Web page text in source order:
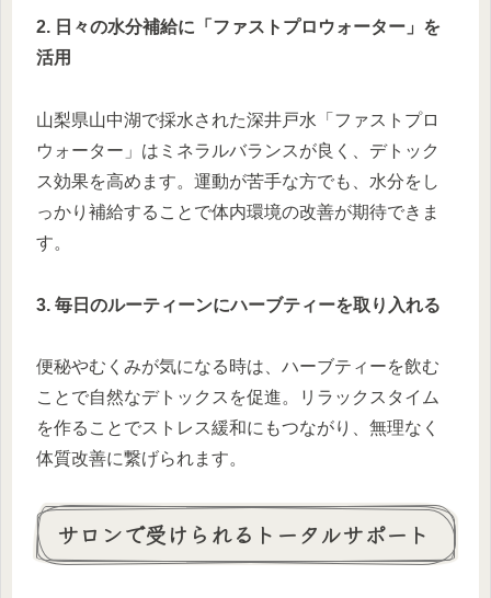
2. 日々の水分補給に「ファストプロウォーター」を
活用
山梨県山中湖で採水された深井戸水「ファストプロ
ウォーター」はミネラルバランスが良く、デトック
ス効果を高めます。運動が苦手な方でも、水分をし
っかり補給することで体内環境の改善が期待できま
す。
3. 毎日のルーティーンにハーブティーを取り入れる
便秘やむくみが気になる時は、ハーブティーを飲む
ことで自然なデトックスを促進。リラックスタイム
を作ることでストレス緩和にもつながり、無理なく
体質改善に繋げられます。
サロンで受けられるトータルサポート